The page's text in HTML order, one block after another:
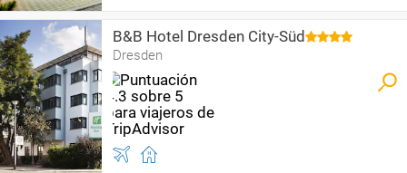
B&B Hotel Dresden City-Süd
Dresden